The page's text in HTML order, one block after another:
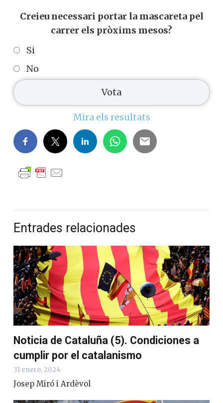
Creieu necessari portar la mascareta pel
carrer els pròxims mesos?
Si
No
Mira els resultats
Entrades relacionades
Noticia de Cataluña (5). Condiciones a
cumplir por el catalanismo
31 enero, 2024
Josep Miró i Ardèvol